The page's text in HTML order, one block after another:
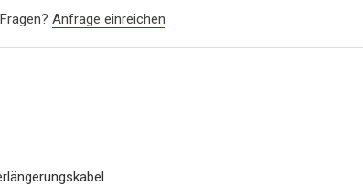
Anfrage einreichen